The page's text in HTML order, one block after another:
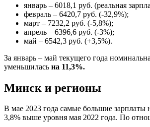
январь – 6018,1 руб. (реальная
февраль – 6420,7 руб. (-32,9%);
март – 7232,2 руб. (-5,8%);
апрель – 6396,6 руб. (-3%);
май – 6542,3 руб. (+3,5%).
За январь – май текущего года
уменьшилась на 11,3%.
Минск и регионы
В мае 2023 года самые большие
3,8% выше уровня мая 2022 года. По